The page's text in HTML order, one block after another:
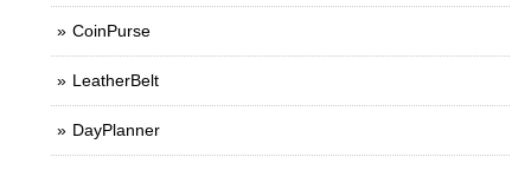
CoinPurse
LeatherBelt
DayPlanner